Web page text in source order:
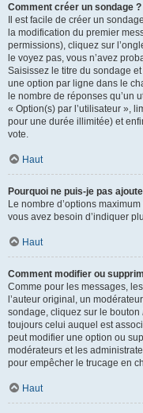
Comment créer un sondage ?
Il est facile de créer un
la modification du premier
permissions), cliquez sur
le voyez pas, vous n’avez
Saisissez le titre du sondage
une option par ligne dans le
le nombre de réponses qu’un
« Option(s) par l’utilisateur »,
pour une durée illimitée) et
vote.
Haut
Pourquoi ne puis-je pas
Le nombre d’options
vous avez besoin d’indiquer
Haut
Comment modifier ou
Comme pour les messages,
l’auteur original, un
sondage, cliquez sur le bouton
toujours celui auquel est
peut modifier une option ou
modérateurs et les
pour empêcher le trucage en
Haut